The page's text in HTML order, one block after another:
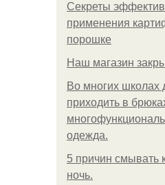
Секреты
применения
порошке
Нaш магaзин
Во многих школах
приходить в
одежда.
5 причин смывать
ночь.